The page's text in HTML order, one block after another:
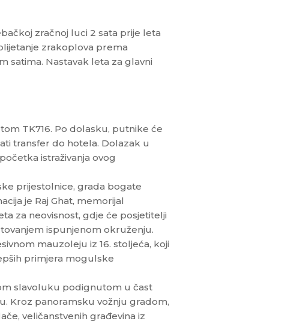
zračnoj luci 2 sata prije leta
zrakoplova prema
satima. Nastavak leta za glavni
TK716. Po dolasku, putnike će
transfer do hotela. Dolazak u
istraživanja ovog
prijestolnice, grada bogate
je Raj Ghat, memorijal
za neovisnost, gdje će posjetitelji
ispunjenom okruženju.
mauzoleju iz 16. stoljeća, koji
primjera mogulske
slavoluku podignutom u čast
Kroz panoramsku vožnju gradom,
veličanstvenih građevina iz